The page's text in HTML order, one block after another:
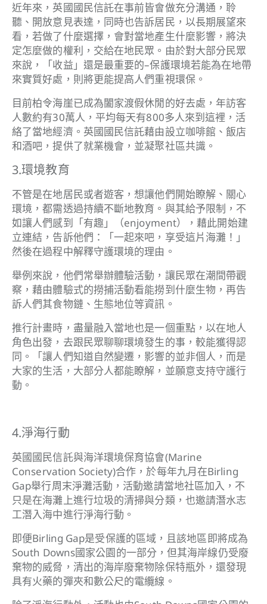
近年來，英國國民信託在事前皆會做充分溝通，聆
聽、開放意見表達，同時也告訴居民，以長期展望來
看，若做了什麼選擇，會對當地產生什麼影響，將決
定怎麼做的權利，交給在地民眾。由於對大部分民眾
來說，「收益」還是最重要的–保護環境若能為在地帶
來實質好處，則將更能提高人們重視環保。
目前柏令海崖已成為闔家渡假休閒的好去處，年訪客
人數約有30萬人，平均每天有800多人來到這裡，活
絡了當地經濟。英國國民信託藉由設立咖啡館、飯店
和酒吧，提供了就業機會，並凝聚社區共識。
3.環境教育
不管是在地居民或者遊客，想讓他們開始瞭解、關心
環境，都需透過持續不斷地教育。與其給予限制，不
如讓人們感到「有趣」（enjoyment），藉此開始建
立連結，告訴他們：「一起來吧，享受這片海灘！」
然後在過程中解釋守護環境的理由。
舉例來說，他們常舉辦體驗活動，讓民眾在潮間帶觀
察，藉由體驗式的撈捕活動看能撈到什麼生物，再告
訴人們其食物鏈、生態地位等資訊。
推行計畫時，盡量融入當地也是一個重點，以在地人
角色出發，去跟民眾聊聊環境發生的事，較能獲得認
同。「讓人們知道自然變遷，影響的並非個人，而是
大家的生活，大部分人都能瞭解，並願意支持守護行
動。
4.淨海行動
英國國民信託與海洋環境保育協會(Marine
Conservation Society)合作，於每年九月在Birling
Gap舉行周末淨灘活動，活動邀請當地社區加入，不
只是在海灘上進行垃圾的清掃與分類，也邀請潛水志
工潛入海中進行淨海行動。
即便Birling Gap是受保護的區域，且該地區即將成為
South Downs國家公園的一部分，但其海岸線仍受廢
棄物的威脅，清出的海岸廢棄物除保特瓶外，還發現
具有火藥的彈夾和數公尺的電纜線。